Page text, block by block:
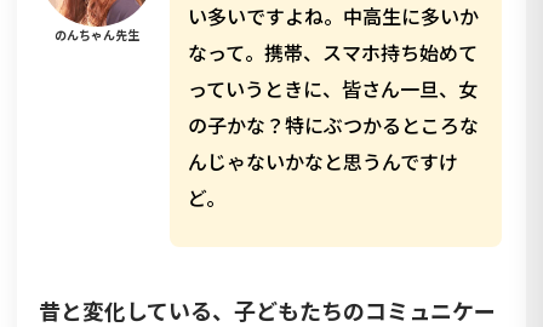
のんちゃん先生
い多いですよね。中高生に多いか
なって。携帯、スマホ持ち始めて
っていうときに、皆さん一旦、女
の子かな？特にぶつかるところな
んじゃないかなと思うんですけ
ど。
昔と変化している、子どもたちのコミュニケー